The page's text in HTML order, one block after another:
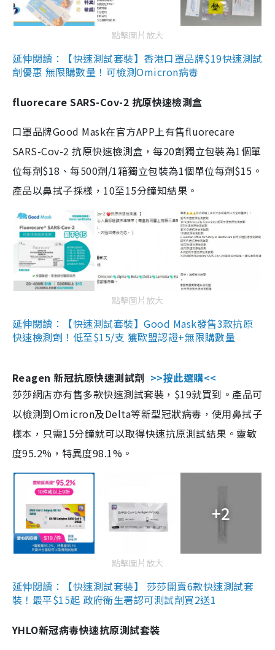
點擊圖片放大
延伸閱讀：【快速測試套裝】香港口罩品牌$19快速測試
劑優惠 無限購數量！可檢測Omicron病毒
fluorecare SARS-Cov-2 抗原快速檢測盒
口罩品牌Good Mask在官方APP上有售fluorecare
SARS-Cov-2 抗原快速檢測盒，每20劑獨立包裝為1個單
位每劑$18、每500劑/1箱獨立包裝為1個單位每劑$15。
產品以鼻拭子採樣，10至15分鐘知結果。
點擊圖片放大
延伸閱讀：【快速測試套裝】Good Mask發售3款抗原
快速檢測劑！低至$15/支 獲歐盟認證+無限購數量
Reagen 新冠抗原快速測試劑 >>按此選購<<
莎莎網店亦有售多款快速測試套裝，$19就買到。產品可
以檢測到Omicron及Delta等新型冠狀病毒，使用鼻拭子
樣本，只需15分鐘就可以取得快速抗原測試結果。靈敏
度95.2%，特異度98.1%。
+2
點擊圖片放大
延伸閱讀：【快速測試套裝】 莎莎開賣6款快速測試套
裝！最平$15起 政府衛生署認可測試劑買2送1
YHLO新冠病毒快速抗原測試套裝